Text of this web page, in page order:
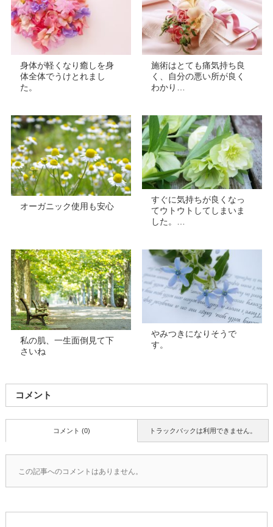
身体が軽くなり癒しを身
体全体でうけとれまし
た。
施術はとても痛気持ち良
く、自分の悪い所が良く
わかり…
オーガニック使用も安心
すぐに気持ちが良くなっ
てウトウトしてしまいま
した。…
私の肌、一生面倒見て下
さいね
やみつきになりそうで
す。
コメント
トラックバックは利用できません。
コメント (0)
この記事へのコメントはありません。